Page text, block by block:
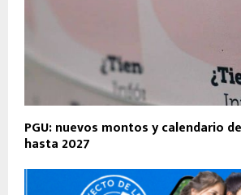
PGU: nuevos montos y calendario
hasta 2027